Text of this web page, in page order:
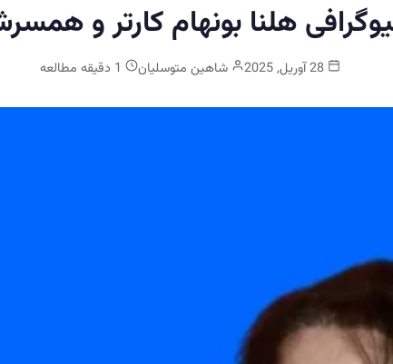
هلنا بونهام کارتر و
28 آوریل, 2025 شاهین متوسلیان